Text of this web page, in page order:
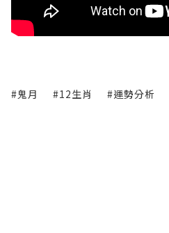
#鬼月 #12生肖 #運勢分析